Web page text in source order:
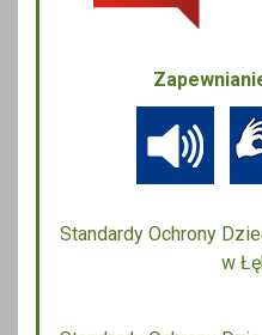
Standardy Ochrony
w